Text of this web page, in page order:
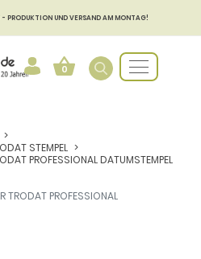
- PRODUKTION UND VERSAND AM MONTAG!
0
STEMPEL
PROFESSIONAL DATUMSTEMPEL
TRODAT PROFESSIONAL